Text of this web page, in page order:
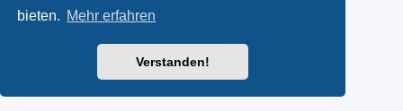
bieten. Mehr erfahren
Verstanden!